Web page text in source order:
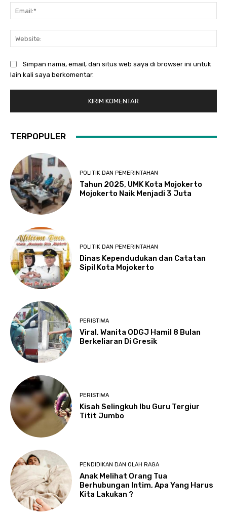
Simpan nama, email, dan situs web saya di browser ini untuk
lain kali saya berkomentar.
TERPOPULER
POLITIK DAN PEMERINTAHAN
Tahun 2025, UMK Kota Mojokerto
Mojokerto Naik Menjadi 3 Juta
POLITIK DAN PEMERINTAHAN
Dinas Kependudukan dan Catatan
Sipil Kota Mojokerto
PERISTIWA
Viral, Wanita ODGJ Hamil 8 Bulan
Berkeliaran Di Gresik
PERISTIWA
Kisah Selingkuh Ibu Guru Tergiur
Titit Jumbo
PENDIDIKAN DAN OLAH RAGA
Anak Melihat Orang Tua
Berhubungan Intim, Apa Yang Harus
Kita Lakukan ?